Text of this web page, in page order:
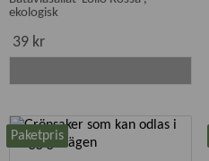
ekologisk
39 kr
Paketpris